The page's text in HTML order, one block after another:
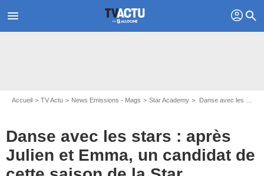
menu profil search
Accueil TV Actu News Emissions - Mags Star Academy Danse avec les stars : après Julien et Emma, un candidat de cette saison de la Star Academy au casting l'année prochaine ? Ses propos cash
Danse avec les stars : après
Julien et Emma, un candidat de